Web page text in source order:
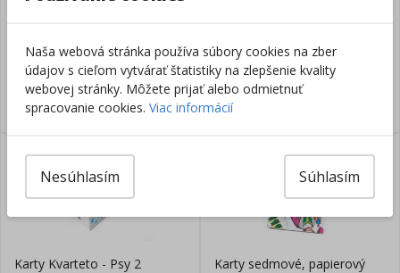
Skladom
7,95€
Skladom
3,98
Karty Kvarteto - Psy 2
Karty sedmové, papierový
Naša webová stránka používa súbory cookies na zber
údajov s cieľom vytvárať štatistiky na zlepšenie kvality
webovej stránky. Môžete prijať alebo odmietnuť
spracovanie cookies. Viac informácií
Súhlasím
Nesúhlasím